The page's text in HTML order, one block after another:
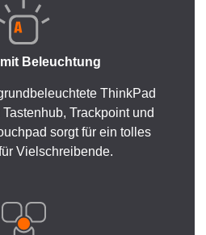
Beleuchtung
ThinkPad
Trackpoint und
sorgt für ein tolles
Vielschreibende.